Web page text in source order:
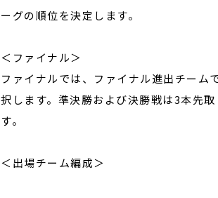
ーグの順位を決定します。
＜ファイナル＞
ファイナルでは、ファイナル進出チーム
択します。準決勝および決勝戦は3本先
す。
＜出場チーム編成＞